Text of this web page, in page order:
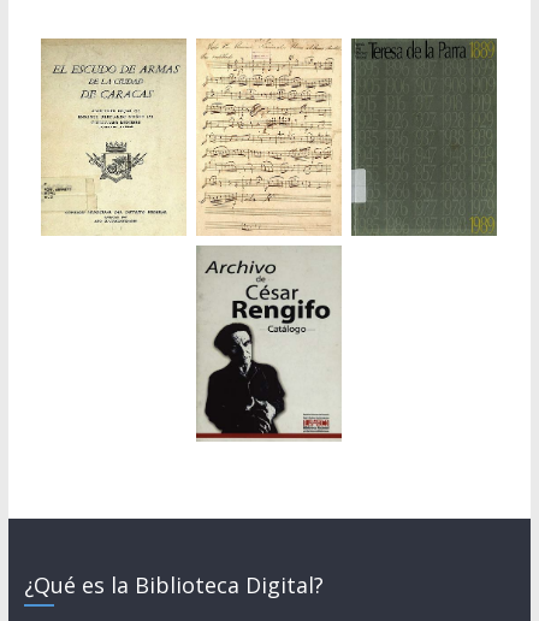
¿Qué es la Biblioteca Digital?